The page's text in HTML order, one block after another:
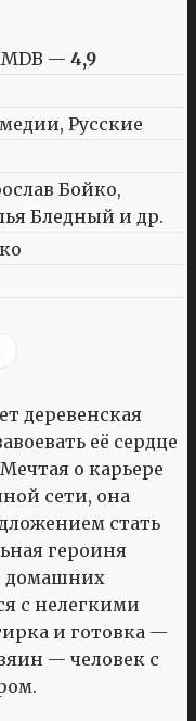
— 4,9
Русские
Бойко,
Бледный и др.
деревенская
её сердце
о карьере
сети, она
стать
героиня
домашних
с нелегкими
и готовка —
— человек с